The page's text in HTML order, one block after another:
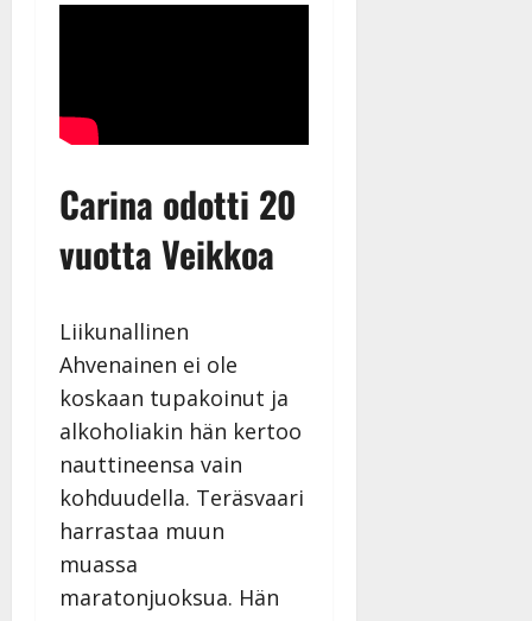
Carina odotti 20
vuotta Veikkoa
Liikunallinen
Ahvenainen ei ole
koskaan tupakoinut ja
alkoholiakin hän kertoo
nauttineensa vain
kohduudella. Teräsvaari
harrastaa muun
muassa
maratonjuoksua. Hän